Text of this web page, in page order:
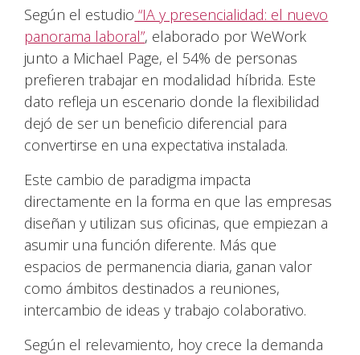
Según el estudio “IA y presencialidad: el nuevo
panorama laboral”, elaborado por WeWork
junto a Michael Page, el 54% de personas
prefieren trabajar en modalidad híbrida. Este
dato refleja un escenario donde la flexibilidad
dejó de ser un beneficio diferencial para
convertirse en una expectativa instalada.
Este cambio de paradigma impacta
directamente en la forma en que las empresas
diseñan y utilizan sus oficinas, que empiezan a
asumir una función diferente. Más que
espacios de permanencia diaria, ganan valor
como ámbitos destinados a reuniones,
intercambio de ideas y trabajo colaborativo.
Según el relevamiento, hoy crece la demanda